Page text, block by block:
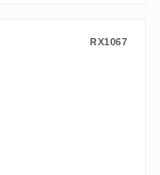
WhiteRX1067